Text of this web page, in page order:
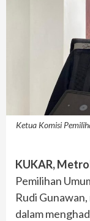
Ketua Komisi
KUKAR,
Pemilihan
Rudi
dalam